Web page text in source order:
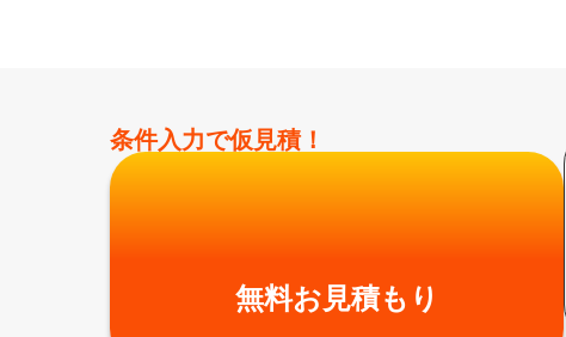
条件入力で仮見積！
無料お見積もり